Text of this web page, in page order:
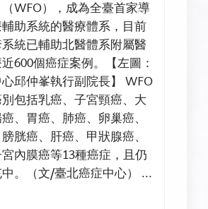
WFO），成為全臺首家導
助系統的醫療體系，目前
統已輔助北醫體系附屬醫
600個癌症案例。【左圖：
邱仲峯執行副院長】 WFO
包括乳癌、子宮頸癌、大
、胃癌、肺癌、卵巢癌、
胱癌、肝癌、甲狀腺癌、
內膜癌等13種癌症，且仍
。（文/臺北癌症中心） ...